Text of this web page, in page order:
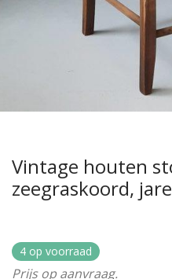
Vintage houten
zeegraskoord,
4 op voorraad
Prijs op aanvraag.